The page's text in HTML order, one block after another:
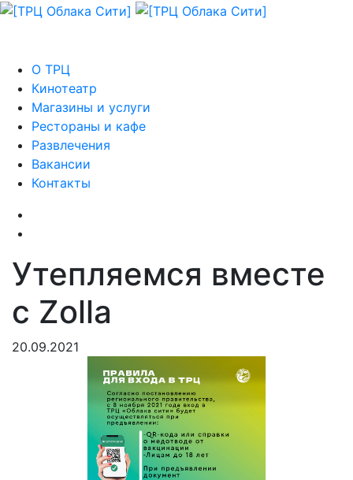
О ТРЦ
Кинотеатр
Магазины и услуги
Рестораны и кафе
Развлечения
Вакансии
Контакты
Утепляемся вместе
с Zolla
20.09.2021